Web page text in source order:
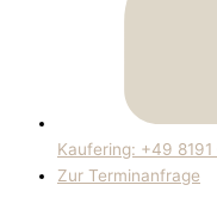
Kaufering: +49
Zur Terminanfrage